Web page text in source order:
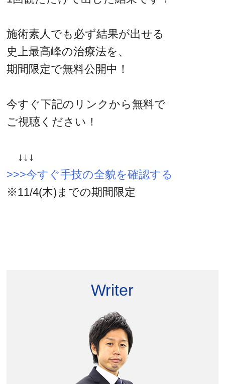
施術素人でも必ず結果が出せる
史上最高峰の治療法を、
期間限定で無料公開中！
今すぐ下記のリンクから無料で
ご視聴ください！
↓↓↓
>>>今すぐ手技の全貌を確認する
※11/4(木)までの期間限定
Writer